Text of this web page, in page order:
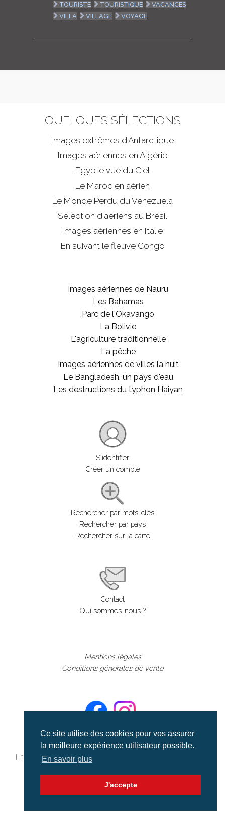
Ce site utilise des cookies pour vos assurer
la meilleure expérience utilisateur possible.
En savoir plus
J'accepte
TOURISTE
TOURISTIQUE
VACANCES
VILLA
VILLAGE VOYAGE
QUELQUES SÉLECTIONS
Images extrêmes d'Antarctique
Images aériennes en Algérie
Egypte vue du Ciel
Le Maroc en aérien
Le Monde Perdu du Venezuela
Sélection d'aériens au Brésil
Images aériennes en Italie
En suivant le fleuve Congo
Images aériennes de Nauru
Les Bahamas
Parc de l'Okavango
La Bolivie
L'agriculture traditionnelle
La pêche
Images aériennes de villes la nuit
Le Bangladesh, un pays d'eau
Les destructions du typhon Haiyan
S'identifier
Créer un compte
Rechercher par mots-clés
Rechercher par pays
Rechercher sur la carte
Contact
Qui sommes-nous ?
Mentions légales
Conditions générales de vente
©aerialcollection marque déposée 2024
| tous droits réservés | aerialcollection.fr banque d'images
aériennes et documentaires video et cinéma |